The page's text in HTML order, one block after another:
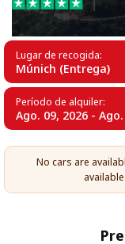
Lugar de recogida:
Múnich (Entrega)
Período de alquiler:
Ago. 09, 2026 -
No cars are